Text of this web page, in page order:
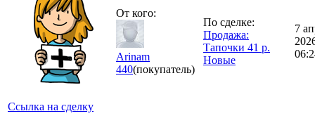
Ссылка на сделку
От кого:
Arinam
440(покупатель)
По сделке:
Продажа:
Тапочки 41 р.
Новые
7